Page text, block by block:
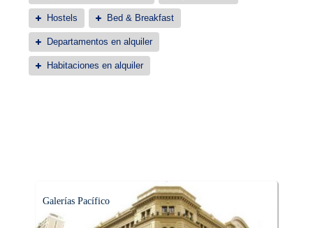
Hostels Bed & Breakfast
Departamentos en alquiler
Habitaciones en alquiler
Galerías Pacífico